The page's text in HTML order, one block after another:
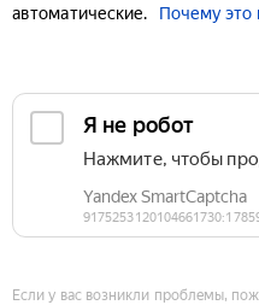
автоматические.
Почему это
Если у вас возникли проблемы,